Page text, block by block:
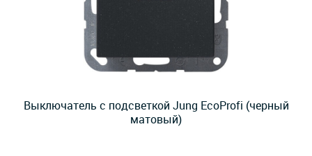
Выключатель с подсветкой Jung EcoProfi (черный
матовый)